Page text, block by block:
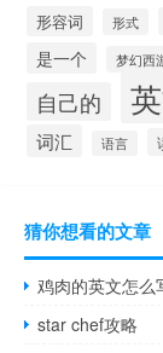
形容词
形式
是一个 梦幻西
自己的
词汇 语言
猜你想看的文章
鸡肉的英文怎么
star chef攻略